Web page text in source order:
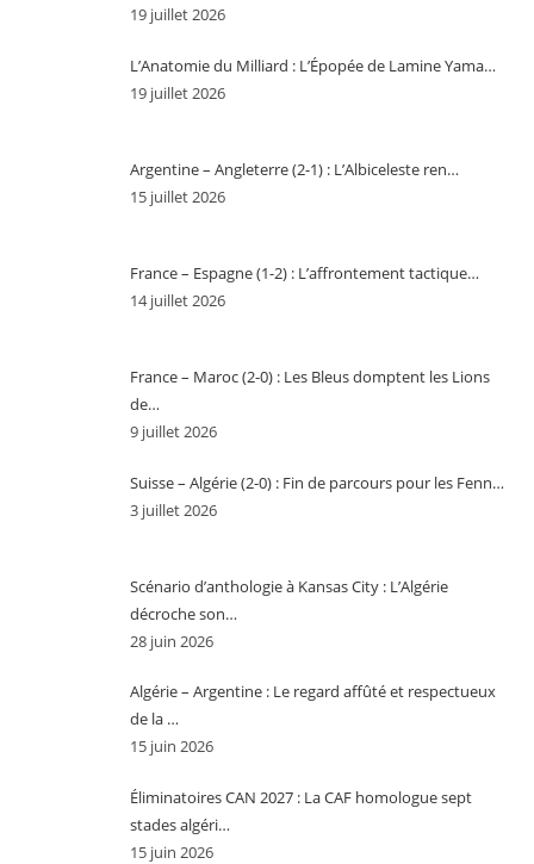
19 juillet 2026
L’Anatomie du Milliard : L’Épopée de Lamine Yama…
19 juillet 2026
Argentine – Angleterre (2-1) : L’Albiceleste ren…
15 juillet 2026
France – Espagne (1-2) : L’affrontement tactique…
14 juillet 2026
France – Maroc (2-0) : Les Bleus domptent les Lions
de…
9 juillet 2026
Suisse – Algérie (2-0) : Fin de parcours pour les Fenn…
3 juillet 2026
Scénario d’anthologie à Kansas City : L’Algérie
décroche son…
28 juin 2026
Algérie – Argentine : Le regard affûté et respectueux
de la …
15 juin 2026
Éliminatoires CAN 2027 : La CAF homologue sept
stades algéri…
15 juin 2026